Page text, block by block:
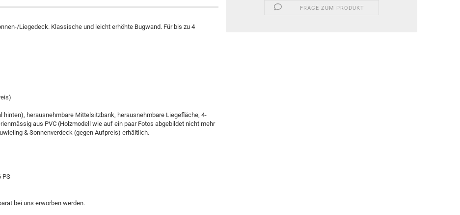
FRAGE ZUM PRODUKT
Liegedeck. Klassische und leicht erhöhte Bugwand. Für bis zu 4
hinten), herausnehmbare Mittelsitzbank, herausnehmbare Liegefläche, 4-
aus PVC (Holzmodell wie auf ein paar Fotos abgebildet nicht mehr
& Sonnenverdeck (gegen Aufpreis) erhältlich.
PS
bei uns erworben werden.